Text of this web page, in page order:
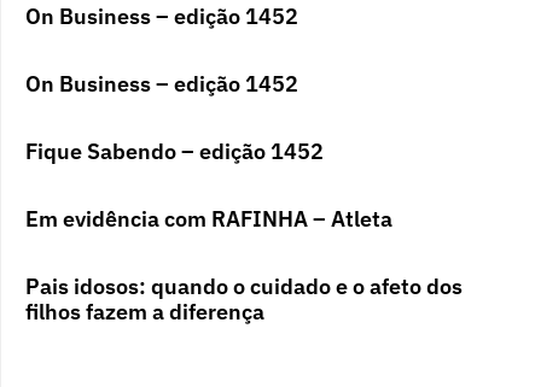
On Business – edição 1452
On Business – edição 1452
Fique Sabendo – edição 1452
Em evidência com RAFINHA – Atleta
Pais idosos: quando o cuidado e o afeto dos
filhos fazem a diferença